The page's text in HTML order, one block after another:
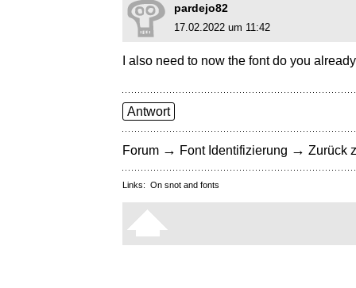
pardejo82
17.02.2022 um 11:42
I also need to now the font do you
Antwort
Forum → Font Identifizierung → Zurück
Links: On snot and fonts